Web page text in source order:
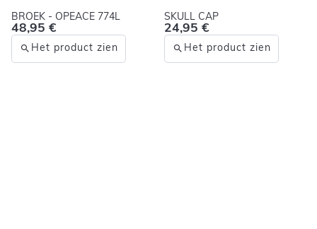
BROEK - OPEACE 774L
48,95 €
Het product zien
SKULL CAP
24,95 €
Het product zien